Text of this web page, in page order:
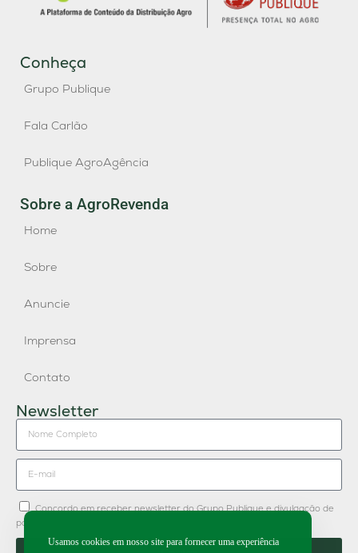
Conheça
Grupo Publique
Fala Carlão
Publique AgroAgência
Sobre a AgroRevenda
Home
Sobre
Anuncie
Imprensa
Contato
Newsletter
Concordo em receber newsletter do Grupo Publique e divulgação de
parceiros.
Usamos cookies em nosso site para fornecer uma experiência